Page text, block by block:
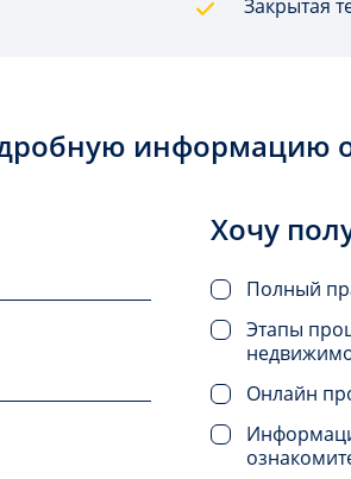
Закрытая
информацию
Хочу
Полный
Этапы
Онлайн